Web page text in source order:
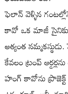
ఫెలాన్ వెళ్ళిన
కావో ఒక మాజీ
అత్యంత
కేవలం ట్రంప్
హంగ్ కావోను